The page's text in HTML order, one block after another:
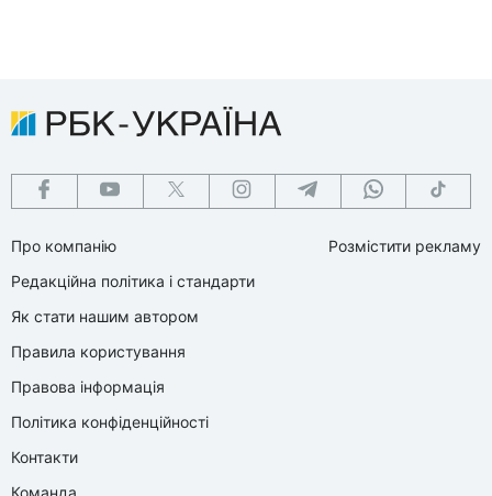
Про компанію
Редакційна політика і стандарти
Як стати нашим автором
Правила користування
Правова інформація
Політика конфіденційності
Контакти
Команда
Розмістити рекламу